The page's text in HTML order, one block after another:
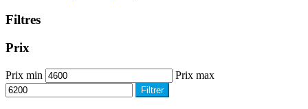
Filtres
Prix
Prix min Prix max
Filtrer